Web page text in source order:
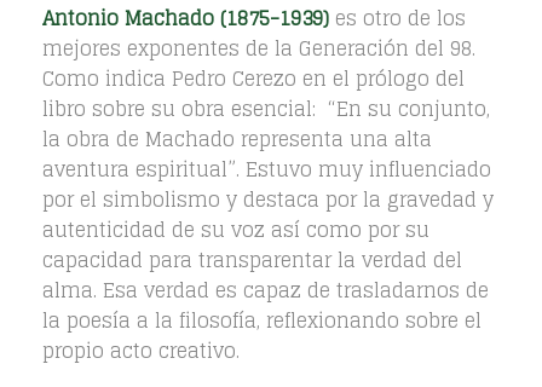
Antonio Machado (1875-1939) es otro de los
mejores exponentes de la Generación del 98.
Como indica Pedro Cerezo en el prólogo del
libro sobre su obra esencial: “En su conjunto,
la obra de Machado representa una alta
aventura espiritual”. Estuvo muy influenciado
por el simbolismo y destaca por la gravedad y
autenticidad de su voz así como por su
capacidad para transparentar la verdad del
alma. Esa verdad es capaz de trasladarnos de
la poesía a la filosofía, reflexionando sobre el
propio acto creativo.